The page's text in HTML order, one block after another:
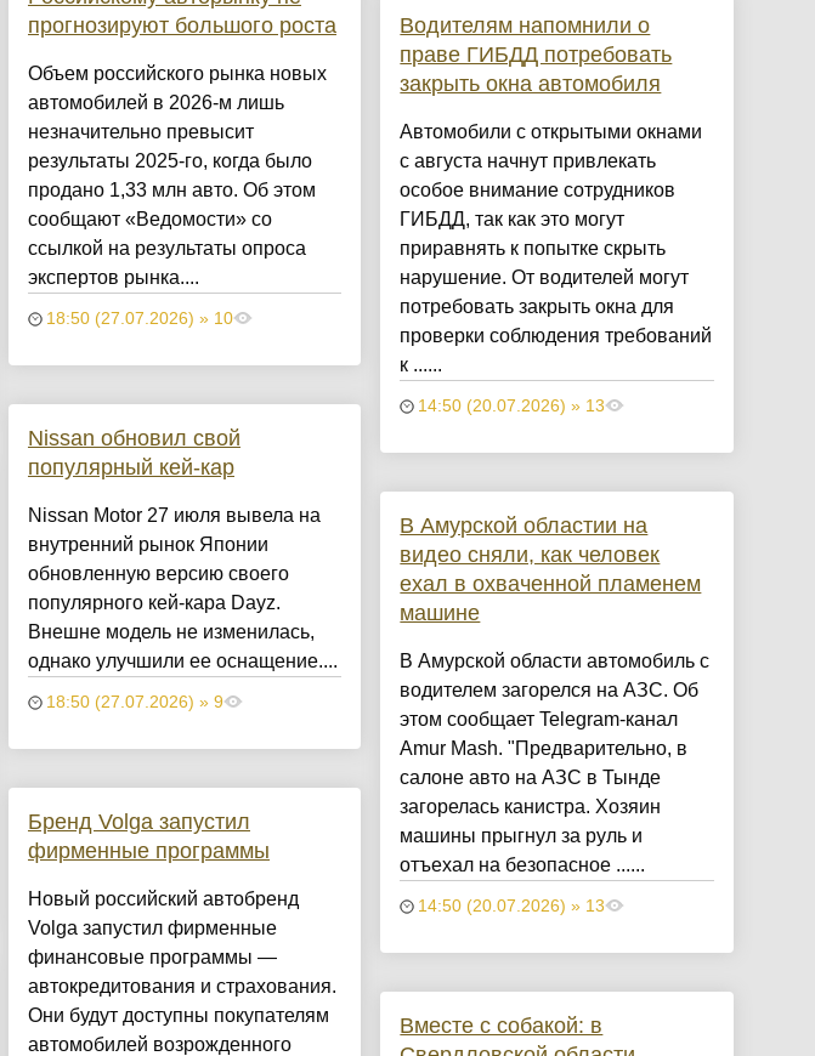
прогнозируют большого роста
Объем российского рынка новых
автомобилей в 2026-м лишь
незначительно превысит
результаты 2025-го, когда было
продано 1,33 млн авто. Об этом
сообщают «Ведомости» со
ссылкой на результаты опроса
экспертов рынка....
18:50 (27.07.2026) » 10
Nissan обновил свой
популярный кей-кар
Nissan Motor 27 июля вывела на
внутренний рынок Японии
обновленную версию своего
популярного кей-кара Dayz.
Внешне модель не изменилась,
однако улучшили ее оснащение....
18:50 (27.07.2026) » 9
Бренд Volga запустил
фирменные программы
Новый российский автобренд
Volga запустил фирменные
финансовые программы —
автокредитования и страхования.
Они будут доступны покупателям
автомобилей возрожденного
Водителям напомнили о
праве ГИБДД потребовать
закрыть окна автомобиля
Автомобили с открытыми окнами
с августа начнут привлекать
особое внимание сотрудников
ГИБДД, так как это могут
приравнять к попытке скрыть
нарушение. От водителей могут
потребовать закрыть окна для
проверки соблюдения требований
к ......
14:50 (20.07.2026) » 13
В Амурской областии на
видео сняли, как человек
ехал в охваченной пламенем
машине
В Амурской области автомобиль с
водителем загорелся на АЗС. Об
этом сообщает Telegram-канал
Amur Mash. "Предварительно, в
салоне авто на АЗС в Тынде
загорелась канистра. Хозяин
машины прыгнул за руль и
отъехал на безопасное ......
14:50 (20.07.2026) » 13
Вместе с собакой: в